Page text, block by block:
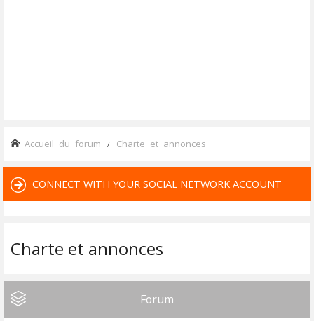
Accueil du forum Charte et annonces
CONNECT WITH YOUR SOCIAL NETWORK ACCOUNT
Charte et annonces
Forum